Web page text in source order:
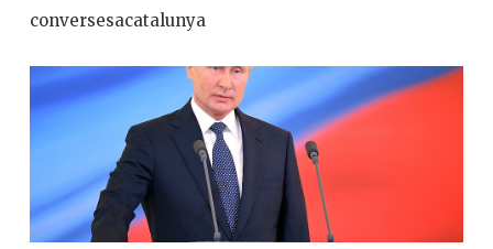
conversesacatalunya